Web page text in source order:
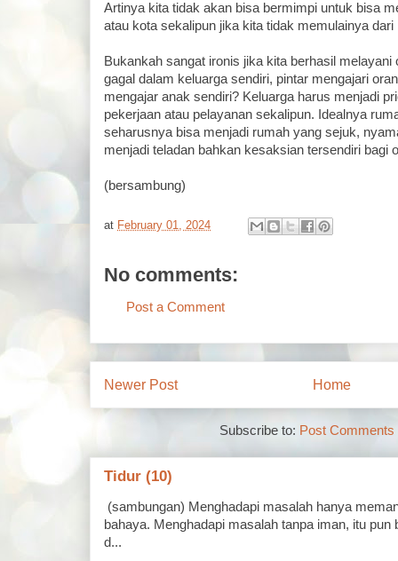
Artinya kita tidak akan bisa bermimpi untuk bisa
atau kota sekalipun jika kita tidak memulainya dari
Bukankah sangat ironis jika kita berhasil melayani
gagal dalam keluarga sendiri, pintar mengajari
mengajar anak sendiri? Keluarga harus menjadi
pekerjaan atau pelayanan sekalipun. Idealnya
seharusnya bisa menjadi rumah yang sejuk,
menjadi teladan bahkan kesaksian tersendiri bagi
(bersambung)
at February 01, 2024
No comments:
Post a Comment
Newer Post Home
Subscribe to: Post Comments
Tidur (10)
(sambungan) Menghadapi masalah hanya
bahaya. Menghadapi masalah tanpa iman, itu
d...